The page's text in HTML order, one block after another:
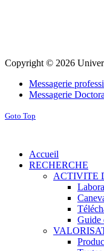
Copyright © 2026
Messagerie
Messagerie
Goto Top
Accueil
RECHERCHE
ACTIVITE
Guide